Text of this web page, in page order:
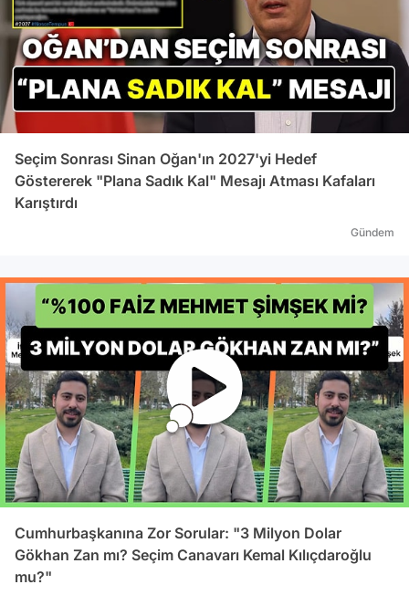
Seçim Sonrası Sinan Oğan'ın 2027'yi Hedef
Göstererek "Plana Sadık Kal" Mesajı Atması Kafaları
Karıştırdı
Gündem
Cumhurbaşkanına Zor Sorular: "3 Milyon Dolar
Gökhan Zan mı? Seçim Canavarı Kemal Kılıçdaroğlu
mu?"